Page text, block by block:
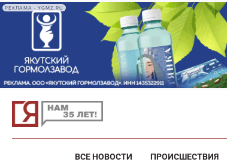
РЕКЛАМА • YGMZ.RU
ВСЕ НОВОСТИ ПРОИСШЕСТВИЯ